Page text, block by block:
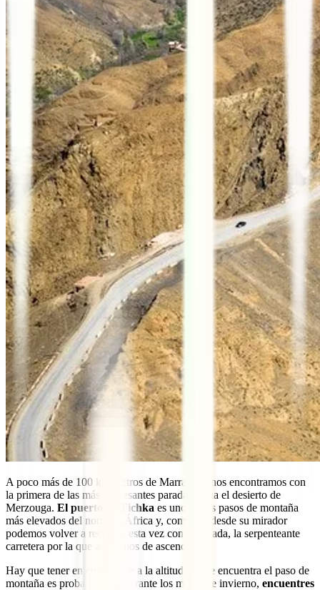
A poco más de 100 kilómetros de Marrakech nos encontramos con
la primera de las más interesantes paradas hacia el desierto de
Merzouga. El puerto de Tichka es uno de los pasos de montaña
más elevados del norte de África y, como tal, desde su mirador
podemos volver a recorrer, esta vez con la mirada, la serpenteante
carretera por la que acabamos de ascender.
Hay que tener en cuenta que a la altitud que se encuentra el paso de
montaña es probable que, durante los meses de invierno, encuentres